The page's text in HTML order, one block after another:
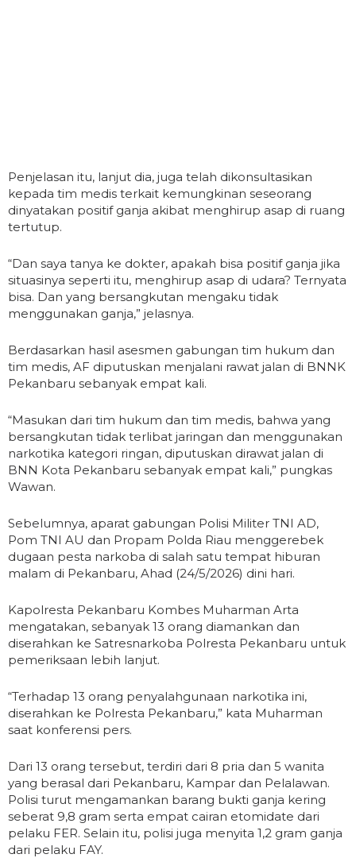
Penjelasan itu, lanjut dia, juga telah dikonsultasikan
kepada tim medis terkait kemungkinan seseorang
dinyatakan positif ganja akibat menghirup asap di ruang
tertutup.
“Dan saya tanya ke dokter, apakah bisa positif ganja jika
situasinya seperti itu, menghirup asap di udara? Ternyata
bisa. Dan yang bersangkutan mengaku tidak
menggunakan ganja,” jelasnya.
Berdasarkan hasil asesmen gabungan tim hukum dan
tim medis, AF diputuskan menjalani rawat jalan di BNNK
Pekanbaru sebanyak empat kali.
“Masukan dari tim hukum dan tim medis, bahwa yang
bersangkutan tidak terlibat jaringan dan menggunakan
narkotika kategori ringan, diputuskan dirawat jalan di
BNN Kota Pekanbaru sebanyak empat kali,” pungkas
Wawan.
Sebelumnya, aparat gabungan Polisi Militer TNI AD,
Pom TNI AU dan Propam Polda Riau menggerebek
dugaan pesta narkoba di salah satu tempat hiburan
malam di Pekanbaru, Ahad (24/5/2026) dini hari.
Kapolresta Pekanbaru Kombes Muharman Arta
mengatakan, sebanyak 13 orang diamankan dan
diserahkan ke Satresnarkoba Polresta Pekanbaru untuk
pemeriksaan lebih lanjut.
“Terhadap 13 orang penyalahgunaan narkotika ini,
diserahkan ke Polresta Pekanbaru,” kata Muharman
saat konferensi pers.
Dari 13 orang tersebut, terdiri dari 8 pria dan 5 wanita
yang berasal dari Pekanbaru, Kampar dan Pelalawan.
Polisi turut mengamankan barang bukti ganja kering
seberat 9,8 gram serta empat cairan etomidate dari
pelaku FER. Selain itu, polisi juga menyita 1,2 gram ganja
dari pelaku FAY.